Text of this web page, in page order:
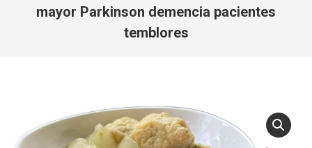
mayor Parkinson demencia pacientes
temblores